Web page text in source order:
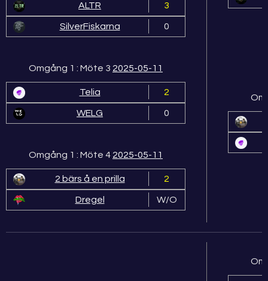
ALTR 3
SilverFiskarna 0
Omgång 1 : Möte 3 2025-05-11
Telia 2
WELG 0
Omgång 1 : Möte 4 2025-05-11
2 bärs å en prilla 2
Dregel W/O